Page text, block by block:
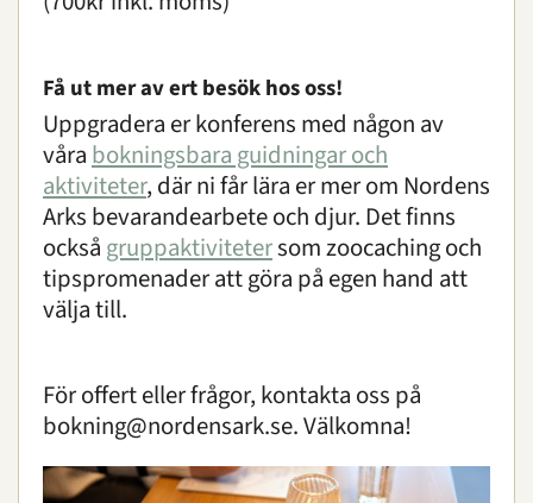
Få ut mer av ert besök hos oss!
Uppgradera er konferens med någon av
våra bokningsbara guidningar och
aktiviteter, där ni får lära er mer om Nordens
Arks bevarandearbete och djur. Det finns
också gruppaktivitetersom zoocaching och
tipspromenader att göra på egen hand att
välja till.
För offert eller frågor, kontakta oss på
bokning@nordensark.se. Välkomna!